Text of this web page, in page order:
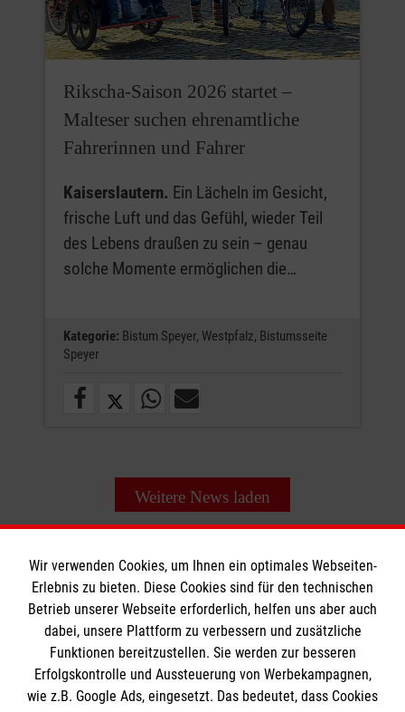
Rikscha-Saison 2026 startet –
Malteser suchen ehrenamtliche
Fahrerinnen und Fahrer
Kaiserslautern. Ein Lächeln im Gesicht,
frische Luft und das Gefühl, wieder Teil
des Lebens draußen zu sein – genau
solche Momente ermöglichen die…
Kategorie: Bistum Speyer, Westpfalz, Bistumsseite
Speyer
Weitere News laden
Informationen
Impressum
Datenschutz
Wir verwenden Cookies, um Ihnen ein optimales Webseiten-
Erlebnis zu bieten. Diese Cookies sind für den technischen
Betrieb unserer Webseite erforderlich, helfen uns aber auch
dabei, unsere Plattform zu verbessern und zusätzliche
Funktionen bereitzustellen. Sie werden zur besseren
Erfolgskontrolle und Aussteuerung von Werbekampagnen,
wie z.B. Google Ads, eingesetzt. Das bedeutet, dass Cookies